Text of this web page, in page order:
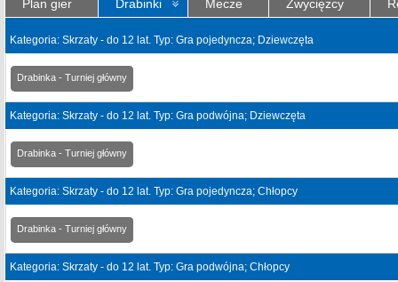
Plan gier Drabinki Mecze Zwycięzcy
Kategoria: Skrzaty - do 12 lat. Typ: Gra pojedyncza; Dziewczęta
Drabinka - Turniej główny
Kategoria: Skrzaty - do 12 lat. Typ: Gra podwójna; Dziewczęta
Drabinka - Turniej główny
Kategoria: Skrzaty - do 12 lat. Typ: Gra pojedyncza; Chłopcy
Drabinka - Turniej główny
Kategoria: Skrzaty - do 12 lat. Typ: Gra podwójna; Chłopcy